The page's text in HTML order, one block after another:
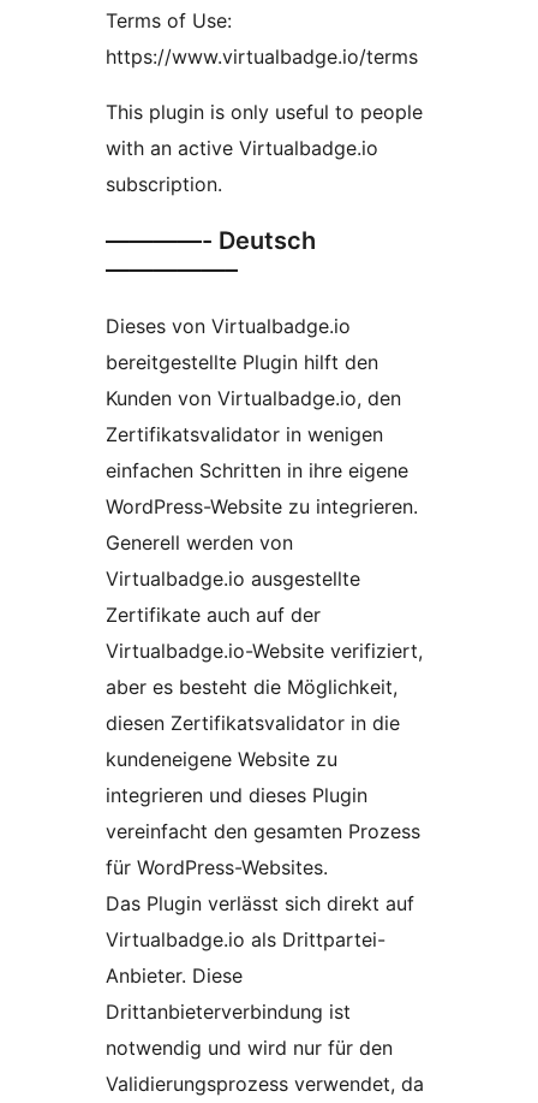
Terms of Use:
https://www.virtualbadge.io/terms
This plugin is only useful to people
with an active Virtualbadge.io
subscription.
————- Deutsch
—————–
Dieses von Virtualbadge.io
bereitgestellte Plugin hilft den
Kunden von Virtualbadge.io, den
Zertifikatsvalidator in wenigen
einfachen Schritten in ihre eigene
WordPress-Website zu integrieren.
Generell werden von
Virtualbadge.io ausgestellte
Zertifikate auch auf der
Virtualbadge.io-Website verifiziert,
aber es besteht die Möglichkeit,
diesen Zertifikatsvalidator in die
kundeneigene Website zu
integrieren und dieses Plugin
vereinfacht den gesamten Prozess
für WordPress-Websites.
Das Plugin verlässt sich direkt auf
Virtualbadge.io als Drittpartei-
Anbieter. Diese
Drittanbieterverbindung ist
notwendig und wird nur für den
Validierungsprozess verwendet, da